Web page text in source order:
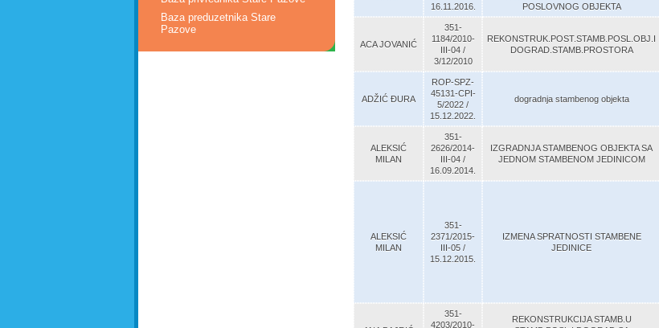
Baza preduzetnika Stare
Pazove
16.11.2016.
POSLOVNOG OBJEKTA
ACA JOVANIĆ
351-
1184/2010-
III-04 /
3/12/2010
REKONSTRUK.POST.STAMB.POSL.OBJ.I
DOGRAD.STAMB.PROSTORA
ADŽIĆ ĐURA
ROP-SPZ-
45131-CPI-
5/2022 /
15.12.2022.
dogradnja stambenog objekta
ALEKSIĆ
MILAN
351-
2626/2014-
III-04 /
16.09.2014.
IZGRADNJA STAMBENOG OBJEKTA SA
JEDNOM STAMBENOM JEDINICOM
ALEKSIĆ
MILAN
351-
2371/2015-
III-05 /
15.12.2015.
IZMENA SPRATNOSTI STAMBENE
JEDINICE
351-
4203/2010-
REKONSTRUKCIJA STAMB.U